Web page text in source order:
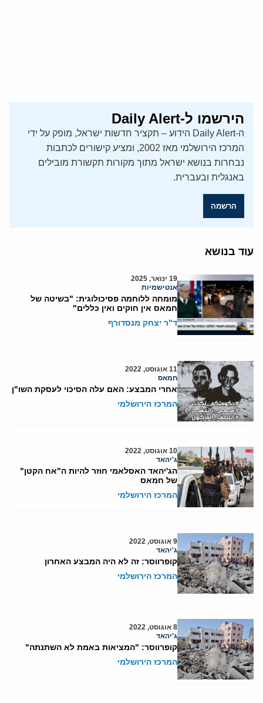
הירשמו ל-Daily Alert
ה-Daily Alert הידוע – תקציר חדשות ישראל, מופק על ידי
המרכז הירושלמי מאז 2002, ומציע קישורים לכתבות
נבחרות בנושא ישראל מתוך מקורות תקשורת מובילים
באנגלית ובעברית.
הרשמה
עוד בנושא
19 ינואר, 2025
אנטישמיות
מומחה ללוחמה פסיכולוגית: "בשיטה של
חמאס אין חוקים ואין כללים"
ד"ר יצחק מנסדורף
11 אוגוסט, 2022
חמאס
אחרי המבצע: האם עלה הסיכוי לעסקת השו"ן
המרכז הירושלמי
10 אוגוסט, 2022
ג'יהאד
הג'יהאד האסלאמי חוזר להיות ה"אח הקטן"
של חמאס
המרכז הירושלמי
9 אוגוסט, 2022
ג'יהאד
קופרווסר: זה לא היה המבצע האחרון
המרכז הירושלמי
8 אוגוסט, 2022
ג'יהאד
קופרווסר: "המציאות באמת לא השתנתה"
המרכז הירושלמי